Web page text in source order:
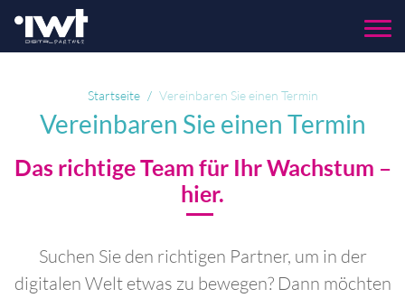
Menu
Startseite Vereinbaren Sie einen Termin
Vereinbaren Sie einen Termin
Das richtige Team für Ihr Wachstum –
hier.
Suchen Sie den richtigen Partner, um in der
digitalen Welt etwas zu bewegen? Dann möchten